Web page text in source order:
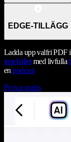
EDGE-TILLÄGG
Ladda upp valfri PDF
innehålletmed livfulla
enpodcast
Prova gratis